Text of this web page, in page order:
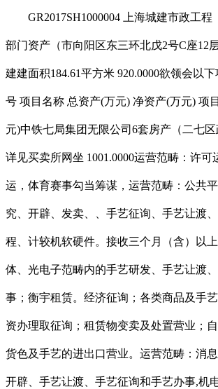
GR2017SH1000004 上海城建市政工程
部门资产（市向阳区东三环北戊2号C座12
建建面积184.61平方米 920.0000欲领会以
号 项目名称 总资产(万元) 净资产(万元) 项
元)中铁七局集团无限公司6套房产（二七区
详见买卖所网坐 1001.0000运营范畴：许可
运，体育赛事勾当筹谋，运营范畴：公共
究、开辟、发卖、、手艺征询、手艺让渡
程、计较机软硬件。接收三个月（含）以
体、光电子范畴内的手艺研发、手艺让渡
事；衡宇租赁。经济征询；各类商品及手
资办理取征询；租赁物变卖及处置营业；
货色及手艺的进出口营业。运营范畴：消
开辟、手艺让渡、手艺征询和手艺办事,机